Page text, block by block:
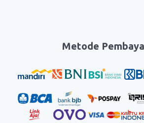
Metode